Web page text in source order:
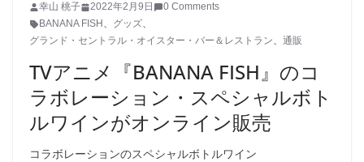
幸山 桃子 2022年2月9日
0 Comments
BANANA FISH 、 グッズ、
グランド・セントラル・オイスター・バー＆レストラン、 通販
TVアニメ『BANANA FISH』のコ
ラボレーション・スペシャルボト
ルワインがオンライン販売
コラボレーションのスペシャルボトルワイン